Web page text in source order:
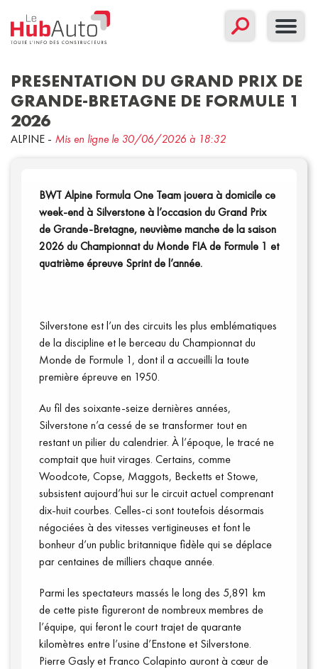
Concept
Filtrer par date
Communiqués
Vidéos
PRESENTATION DU GRAND PRIX DE
GRANDE-BRETAGNE DE FORMULE 1
2026
ALPINE - Mis en ligne le 30/06/2026 à 18:32
BWT Alpine Formula One Team jouera à domicile ce
week-end à Silverstone à l’occasion du Grand Prix
de Grande-Bretagne, neuvième manche de la saison
2026 du Championnat du Monde FIA de Formule 1 et
quatrième épreuve Sprint de l’année.
Silverstone est l’un des circuits les plus emblématiques
de la discipline et le berceau du Championnat du
Monde de Formule 1, dont il a accueilli la toute
première épreuve en 1950.
Au fil des soixante-seize dernières années,
Silverstone n’a cessé de se transformer tout en
restant un pilier du calendrier. À l’époque, le tracé ne
comptait que huit virages. Certains, comme
Woodcote, Copse, Maggots, Becketts et Stowe,
subsistent aujourd’hui sur le circuit actuel comprenant
dix-huit courbes. Celles-ci sont toutefois désormais
négociées à des vitesses vertigineuses et font le
bonheur d’un public britannique fidèle qui se déplace
par centaines de milliers chaque année.
Parmi les spectateurs massés le long des 5,891 km
de cette piste figureront de nombreux membres de
l’équipe, qui feront le court trajet de quarante
kilomètres entre l’usine d’Enstone et Silverstone.
Pierre Gasly et Franco Colapinto auront à cœur de